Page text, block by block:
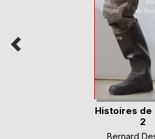
Histoires de
2
Bernard